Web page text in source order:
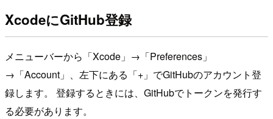
XcodeにGitHub登録
メニューバーから「Xcode」→「Preferences」
→「Account」、左下にある「+」でGitHubのアカウント登
録します。 登録するときには、GitHubでトークンを発行す
る必要があります。